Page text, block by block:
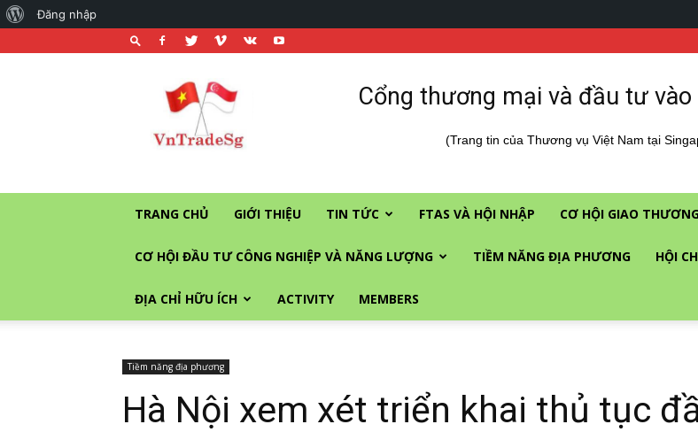
Cổng
thương
và
vào
Singapore
Cổng thương mại và đầu tư vào
(Trang tin của Thương vụ Việt Nam tại
TRANG CHỦ GIỚI THIỆU TIN TỨC FTAS VÀ HỘI NHẬP CƠ HỘI GIAO
CƠ HỘI ĐẦU TƯ CÔNG NGHIỆP VÀ NĂNG LƯỢNG TIỀM NĂNG ĐỊA PHƯƠNG HỘI
ĐỊA CHỈ HỮU ÍCH ACTIVITY MEMBERS
Tiềm năng địa phương
Hà Nội xem xét triển khai thủ tục
About
Đăng nhập